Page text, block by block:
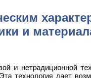
и
и нетрадиционной
технология дает